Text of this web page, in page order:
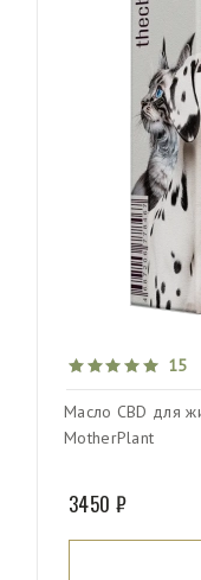
15
Масло CBD для
MotherPlant
3450 ₽